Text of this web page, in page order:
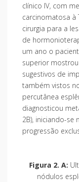
clínico IV, com
carcinomatosa à
cirurgia para a
de
um ano o
superior
sugestivos de
também vistos
percutânea
diagnosticou
2B), iniciando-
progressão
Figura 2. A:
nódulos